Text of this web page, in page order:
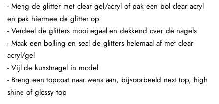
- Meng de glitter met clear gel/acryl of pak een bol clear acryl
en pak hiermee de glitter op
- Verdeel de glitters mooi egaal en dekkend over de nagels
- Maak een bolling en seal de glitters helemaal af met clear
acryl/gel
- Vijl de kunstnagel in model
- Breng een topcoat naar wens aan, bijvoorbeeld next top, high
shine of glossy top